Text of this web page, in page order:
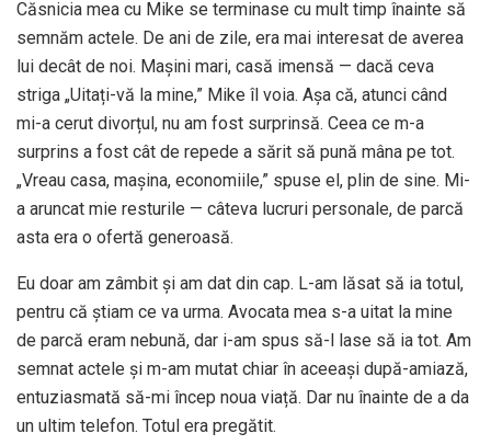
Căsnicia mea cu Mike se terminase cu mult timp înainte să
semnăm actele. De ani de zile, era mai interesat de averea
lui decât de noi. Mașini mari, casă imensă — dacă ceva
striga „Uitați-vă la mine,” Mike îl voia. Așa că, atunci când
mi-a cerut divorțul, nu am fost surprinsă. Ceea ce m-a
surprins a fost cât de repede a sărit să pună mâna pe tot.
„Vreau casa, mașina, economiile,” spuse el, plin de sine. Mi-
a aruncat mie resturile — câteva lucruri personale, de parcă
asta era o ofertă generoasă.
Eu doar am zâmbit și am dat din cap. L-am lăsat să ia totul,
pentru că știam ce va urma. Avocata mea s-a uitat la mine
de parcă eram nebună, dar i-am spus să-l lase să ia tot. Am
semnat actele și m-am mutat chiar în aceeași după-amiază,
entuziasmată să-mi încep noua viață. Dar nu înainte de a da
un ultim telefon. Totul era pregătit.